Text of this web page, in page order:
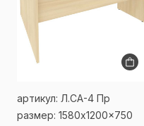
артикул: Л.СА-4 Пр
размер: 1580x1200x750